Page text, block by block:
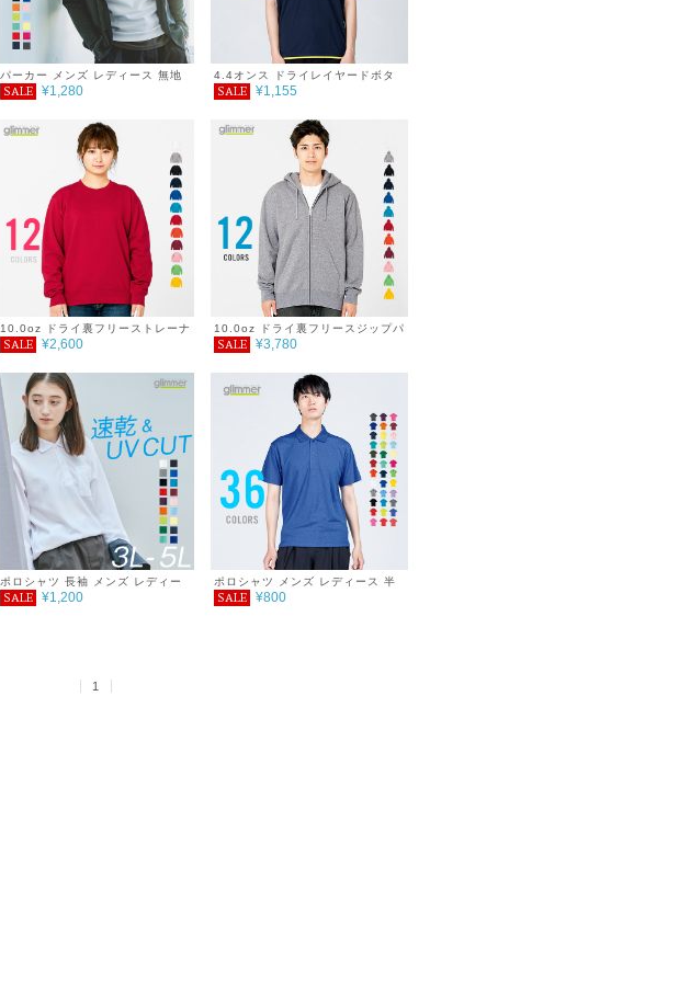
パーカー メンズ レディース 無地
シンプル 薄手 涼しい 吸汗速乾
ライ DRY スポーツ 羽織り カラー
紫外線対策 服 春 夏 秋 ゆったり
体型カバー コンパクト アウトドア
海 キャンプ スポーツ 運動会 ジム
ウォーキング SALE ％OFF
glimmer グリマー ドライ ジップ
パーカー 4.4オンス
SALE ¥1,280
4.4オンス ドライレイヤードボタ
ンダウンポロシャツ 3L～5L
SALE ¥1,155
10.0oz ドライ裏フリーストレーナ
ー 4L～5L
SALE ¥2,600
10.0oz ドライ裏フリースジップパ
ーカー 4L～5L
SALE ¥3,780
ポロシャツ 長袖 メンズ レディー
ス 無地 吸汗 速乾 ドライ ポロシャ
SALE ¥1,200
ポロシャツ メンズ レディース 半
袖 4.4オンス ドライポロシャツ
SALE ¥800
1